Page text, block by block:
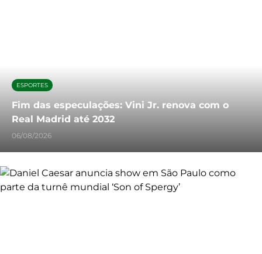
ESPORTES
Fim das especulações: Vini Jr. renova com o
Real Madrid até 2032
06/08/2026